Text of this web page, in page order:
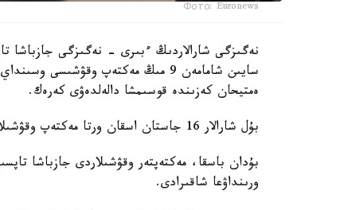
Фото: Euronews
نەگىزگى شارالاردىڭ ءبىرى - نەگىزگى جازباشا
سايىن شامامەن 9 مىڭ مەكتەپ
ەمتيحان كەزىندە قوسىمشا دالەلدەۋى كەرەك.
بۇل شارالار 16 جاستان اسقان ورتا مەكتەپ وقۋشىلارىنا قاتىستى بولادى.
بۇدان باسقا، مەكتەپتەر وقۋشىلاردى جازباشا
ورىنداۋعا شاقىرادى.